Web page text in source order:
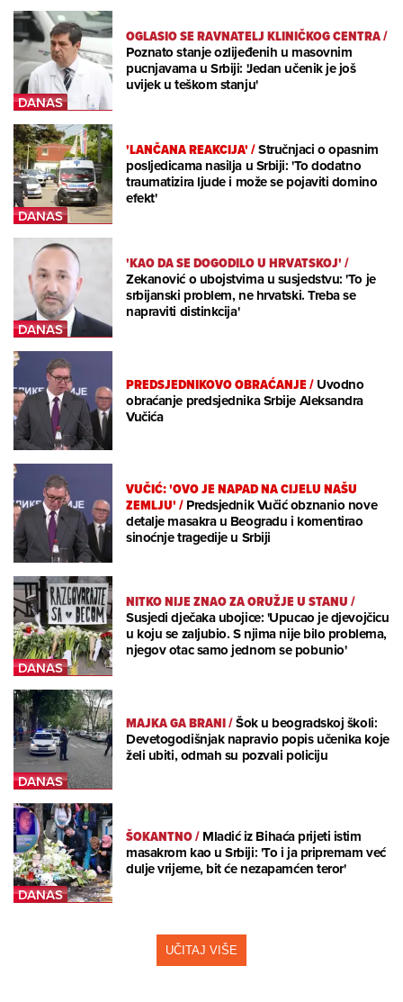
OGLASIO SE RAVNATELJ KLINIČKOG CENTRA/
Poznato stanje ozlijeđenih u masovnim
pucnjavama u Srbiji: 'Jedan učenik je još
uvijek u teškom stanju'
'LANČANA REAKCIJA'/Stručnjaci o opasnim
posljedicama nasilja u Srbiji: 'To dodatno
traumatizira ljude i može se pojaviti domino
efekt'
'KAO DA SE DOGODILO U HRVATSKOJ'/
Zekanović o ubojstvima u susjedstvu: 'To je
srbijanski problem, ne hrvatski. Treba se
napraviti distinkcija'
PREDSJEDNIKOVO OBRAĆANJE/Uvodno
obraćanje predsjednika Srbije Aleksandra
Vučića
VUČIĆ: 'OVO JE NAPAD NA CIJELU NAŠU
ZEMLJU'/Predsjednik Vučić obznanio nove
detalje masakra u Beogradu i komentirao
sinoćnje tragedije u Srbiji
NITKO NIJE ZNAO ZA ORUŽJE U STANU/
Susjedi dječaka ubojice: 'Upucao je djevojčicu
u koju se zaljubio. S njima nije bilo problema,
njegov otac samo jednom se pobunio'
MAJKA GA BRANI/Šok u beogradskoj školi:
Devetogodišnjak napravio popis učenika koje
želi ubiti, odmah su pozvali policiju
ŠOKANTNO/Mladić iz Bihaća prijeti istim
masakrom kao u Srbiji: 'To i ja pripremam već
dulje vrijeme, bit će nezapamćen teror'
UČITAJ VIŠE